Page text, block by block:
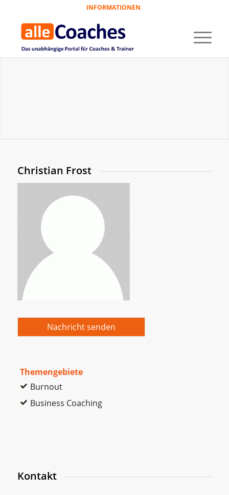
INFORMATIONEN
Christian Frost
Nachricht senden
Themengebiete
Burnout
Business Coaching
Kontakt